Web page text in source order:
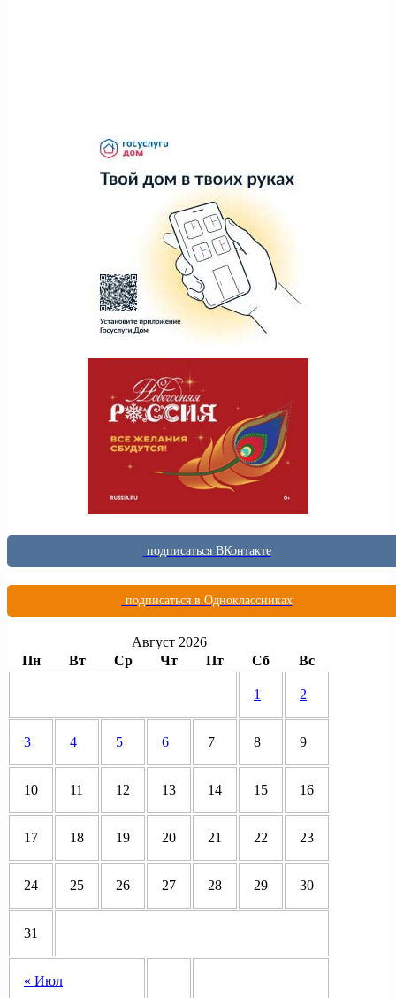
подписаться ВКонтакте
подписаться в Одноклассниках
Август 2026
Пн
Вт Ср Чт Пт Сб Вс
« Июл
1 2
3 4 5 6 7 8 9
10 11 12 13 14 15 16
17 18 19 20 21 22 23
24 25 26 27 28 29 30
31